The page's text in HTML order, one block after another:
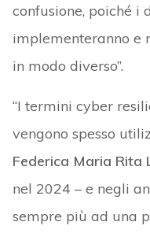
confusione, poiché i
implementeranno e
in modo diverso”.
“I termini cyber
vengono spesso
Federica Maria Rita
nel 2024 – e negli
sempre più ad una